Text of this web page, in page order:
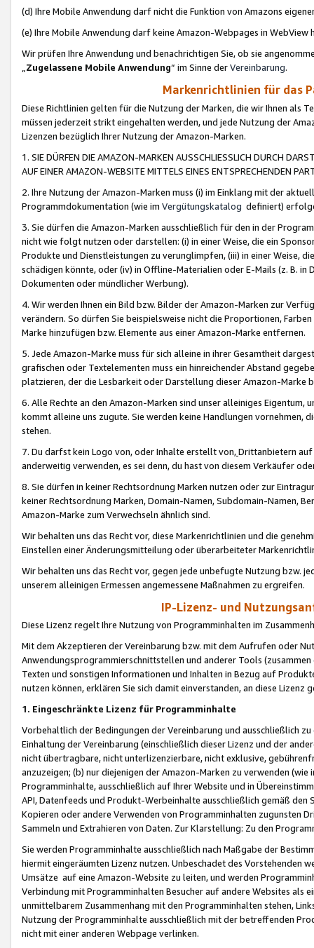
(d) Ihre Mobile Anwendung darf nicht die Funktion von Amazons
(e) Ihre Mobile Anwendung darf keine Amazon-Webpages in WebView
Wir prüfen Ihre Anwendung und benachrichtigen Sie, ob sie
„Zugelassene Mobile Anwendung“ im Sinne derVereinbarung.
Markenrichtlinien für das
Diese Richtlinien gelten für die Nutzung der Marken, die wir Ihnen als
müssen jederzeit strikt eingehalten werden, und jede Nutzung der
Lizenzen bezüglich Ihrer Nutzung der Amazon-Marken.
1. SIE DÜRFEN DIE AMAZON-MARKEN AUSSCHLIESSLICH DURCH
AUF EINER AMAZON-WEBSITE MITTELS EINES ENTSPRECHENDEN
2. Ihre Nutzung der Amazon-Marken muss (i) im Einklang mit der
Programmdokumentation (wie im Vergütungskatalog definiert)
3. Sie dürfen die Amazon-Marken ausschließlich für den in der
nicht wie folgt nutzen oder darstellen: (i) in einer Weise, die ein
Produkte und Dienstleistungen zu verunglimpfen, (iii) in einer Weise,
schädigen könnte, oder (iv) in Offline-Materialien oder E-Mails (z. B. in
Dokumenten oder mündlicher Werbung).
4. Wir werden Ihnen ein Bild bzw. Bilder der Amazon-Marken zur
verändern. So dürfen Sie beispielsweise nicht die Proportionen,
Marke hinzufügen bzw. Elemente aus einer Amazon-Marke entfernen.
5. Jede Amazon-Marke muss für sich alleine in ihrer Gesamtheit
grafischen oder Textelementen muss ein hinreichender Abstand
platzieren, der die Lesbarkeit oder Darstellung dieser Amazon-Marke
6. Alle Rechte an den Amazon-Marken sind unser alleiniges
kommt alleine uns zugute. Sie werden keine Handlungen vornehmen,
stehen.
7. Du darfst kein Logo von, oder Inhalte erstellt von,Drittanbietern auf
anderweitig verwenden, es sei denn, du hast von diesem Verkäufer
8. Sie dürfen in keiner Rechtsordnung Marken nutzen oder zur
keiner Rechtsordnung Marken, Domain-Namen, Subdomain-Namen,
Amazon-Marke zum Verwechseln ähnlich sind.
Wir behalten uns das Recht vor, diese Markenrichtlinien und die
Einstellen einer Änderungsmitteilung oder überarbeiteter
Wir behalten uns das Recht vor, gegen jede unbefugte Nutzung bzw.
unserem alleinigen Ermessen angemessene Maßnahmen zu ergreifen.
IP-Lizenz- und
Diese Lizenz regelt Ihre Nutzung von Programminhalten im
Mit dem Akzeptieren der Vereinbarung bzw. mit dem Aufrufen oder
Anwendungsprogrammierschnittstellen und anderer Tools (zusammen
Texten und sonstigen Informationen und Inhalten in Bezug auf
nutzen können, erklären Sie sich damit einverstanden, an diese Lizenz
1. Eingeschränkte Lizenz für Programminhalte
Vorbehaltlich der Bedingungen der Vereinbarung und ausschließlich
Einhaltung der Vereinbarung (einschließlich dieser Lizenz und der
nicht übertragbare, nicht unterlizenzierbare, nicht exklusive,
anzuzeigen; (b) nur diejenigen der Amazon-Marken zu verwenden
Programminhalte, ausschließlich auf Ihrer Website und in
API, Datenfeeds und Produkt-Werbeinhalte ausschließlich gemäß
Kopieren oder andere Verwenden von Programminhalten zugunsten
Sammeln und Extrahieren von Daten. Zur Klarstellung: Zu den
Sie werden Programminhalte ausschließlich nach Maßgabe der
hiermit eingeräumten Lizenz nutzen. Unbeschadet des Vorstehenden
Umsätze auf eine Amazon-Website zu leiten, und werden
Verbindung mit Programminhalten Besucher auf andere Websites als
unmittelbarem Zusammenhang mit den Programminhalten stehen,
Nutzung der Programminhalte ausschließlich mit der betreffenden
nicht mit einer anderen Webpage verlinken.